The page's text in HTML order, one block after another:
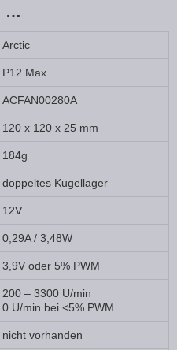
…
Arctic
P12 Max
ACFAN00280A
120 x 120 x 25 mm
184g
doppeltes Kugellager
12V
0,29A / 3,48W
3,9V oder 5% PWM
200 – 3300 U/min
0 U/min bei <5% PWM
nicht vorhanden